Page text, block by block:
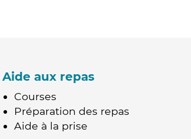
Aide aux repas
Courses
Préparation des repas
Aide à la prise